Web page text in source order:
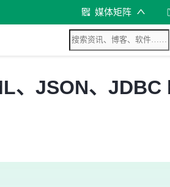
媒体矩阵
JSON、JDBC